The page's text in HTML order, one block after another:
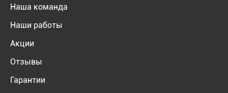
Наша команда
Наши работы
Акции
Отзывы
Гарантии